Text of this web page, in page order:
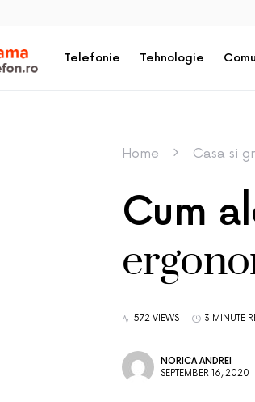
Telefonie Tehnologie
Home Casa si
Cum
572 VIEWS 3 MINUTE
NORICA ANDREI
SEPTEMBER 16, 2020